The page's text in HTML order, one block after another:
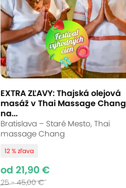
EXTRA ZĽAVY: Thajská olejová
masáž v Thai Massage Chang
na...
Bratislava – Staré Mesto, Thai
massage Chang
12 % zľava
od 21,90 €
25 - 45,00 €